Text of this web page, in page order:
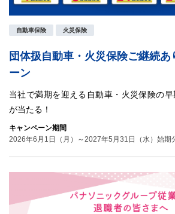
自動車保険 火災保険
団体扱自動車・火災保険ご継続
ーン
当社で満期を迎える自動車・火災保険の
が当たる！
キャンペーン期間
2026年6月1日（月）～2027年5月31日（水）始期